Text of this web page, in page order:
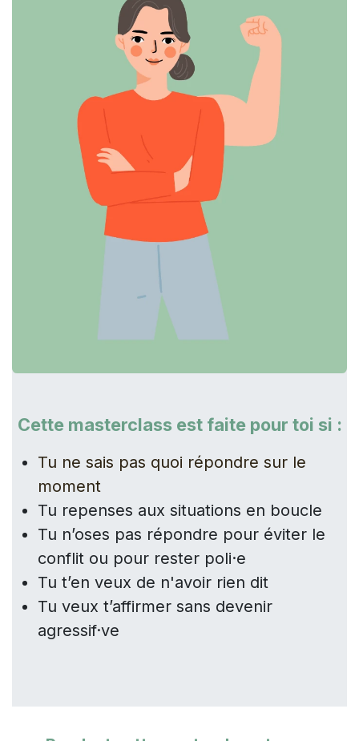
Cette masterclass est faite pour toi si :
Tu ne sais pas quoi répondre sur le
moment
Tu repenses aux situations en boucle
Tu n’oses pas répondre pour éviter le
conflit ou pour rester poli·e
Tu t’en veux de n'avoir rien dit
Tu veux t’affirmer sans devenir
agressif·ve